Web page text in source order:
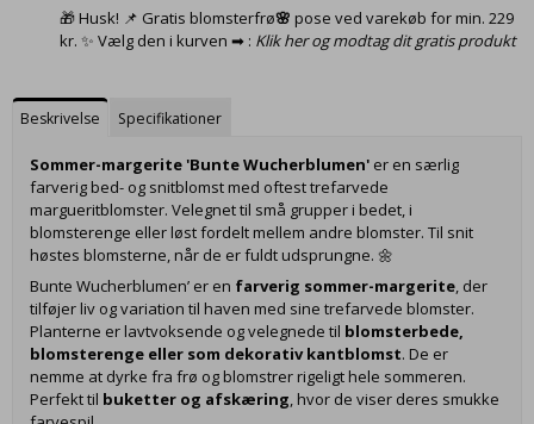
🎁 Husk! 📌 Gratis blomsterfrø🌸 pose ved varekøb for min. 229
kr. ✨ Vælg den i kurven ➡ : Klik her og modtag dit gratis produkt
Beskrivelse Specifikationer
Sommer-margerite 'Bunte Wucherblumen' er en særlig
farverig bed- og snitblomst med oftest trefarvede
margueritblomster. Velegnet til små grupper i bedet, i
blomsterenge eller løst fordelt mellem andre blomster. Til snit
høstes blomsterne, når de er fuldt udsprungne. 🌼
Bunte Wucherblumen’ er en farverig sommer-margerite, der
tilføjer liv og variation til haven med sine trefarvede blomster.
Planterne er lavtvoksende og velegnede til blomsterbede,
blomsterenge eller som dekorativ kantblomst. De er
nemme at dyrke fra frø og blomstrer rigeligt hele sommeren.
Perfekt til buketter og afskæring, hvor de viser deres smukke